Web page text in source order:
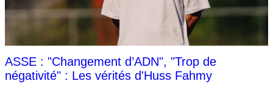
ASSE : "Changement d’ADN", "Trop de
négativité" : Les vérités d'Huss Fahmy